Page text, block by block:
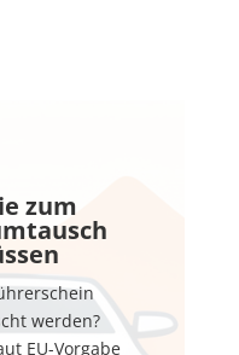
zum
werden?
EU-Vorgabe